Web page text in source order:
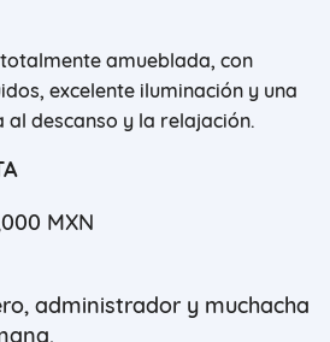
amueblada, con
excelente iluminación y una
descanso y la relajación.
MXN
administrador y muchacha